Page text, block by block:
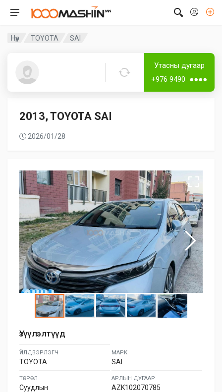
Нүүр TOYOTA SAI
Утасны дугаар
+976 9490 ●●●●
2013, TOYOTA SAI
2026/01/28
Үзүүлэлтүүд
ҮЙЛДВЭРЛЭГЧ
TOYOTA
МАРК
SAI
ТӨРӨЛ
Суудлын
АРЛЫН ДУГААР
AZK102070785